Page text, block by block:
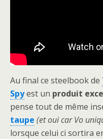
Au final ce steelbook de
Spyest un produit
pense tout de même
taupe (et oui car Vo
lorsque celui ci sortira